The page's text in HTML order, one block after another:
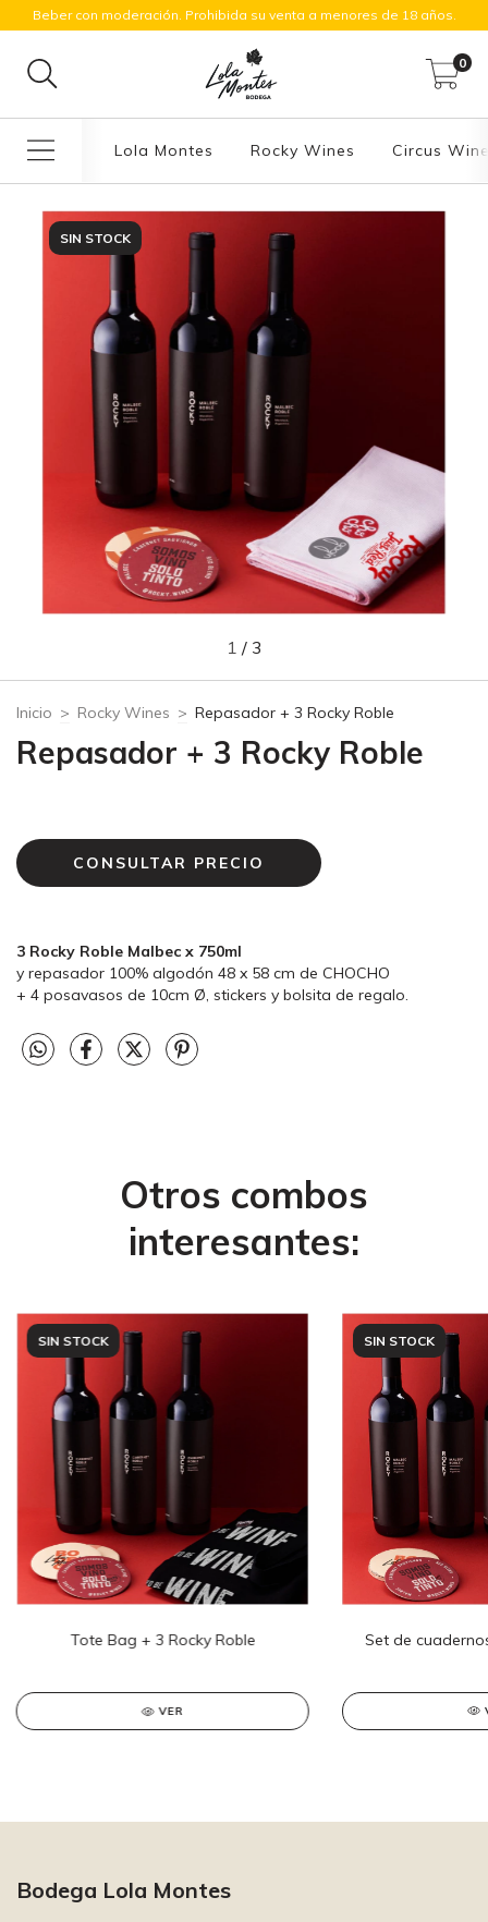
Beber con moderación. Prohibida su venta a menores de 18 años.
0
Lola Montes Rocky Wines Circus
SIN STOCK
1 / 3
Inicio > Rocky Wines > Repasador + 3 Rocky Roble
Repasador + 3 Rocky Roble
3 Rocky Roble Malbec x 750ml
y repasador 100% algodón 48 x 58 cm de CHOCHO
+ 4 posavasos de 10cm Ø, stickers y bolsita de regalo.
Otros combos
interesantes:
SIN STOCK
Tote Bag + 3 Rocky Roble
VER
SIN STOCK
Set de
Bodega Lola Montes